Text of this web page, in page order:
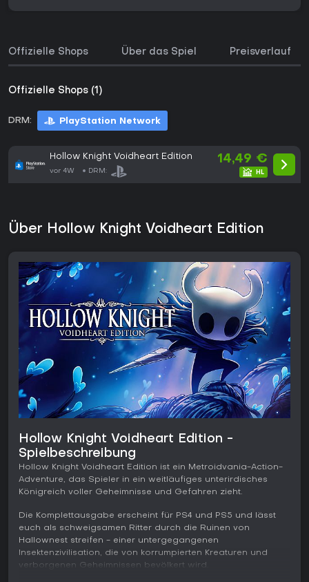
Offizielle Shops Über das Spiel Preisverlauf
Offizielle Shops (1)
DRM: PlayStation Network
Hollow Knight Voidheart Edition
vor 4W DRM:
14,49 €
Über Hollow Knight Voidheart Edition
Hollow Knight Voidheart Edition -
Spielbeschreibung
Hollow Knight Voidheart Edition ist ein Metroidvania-Action-
Adventure, das Spieler in ein weitläufiges unterirdisches
Königreich voller Geheimnisse und Gefahren zieht.
Die Komplettausgabe erscheint für PS4 und PS5 und lässt
euch als schweigsamen Ritter durch die Ruinen von
Hallownest streifen - einer untergegangenen
Insektenzivilisation, die von korrumpierten Kreaturen und
verborgenen Geheimnissen bevölkert wird.